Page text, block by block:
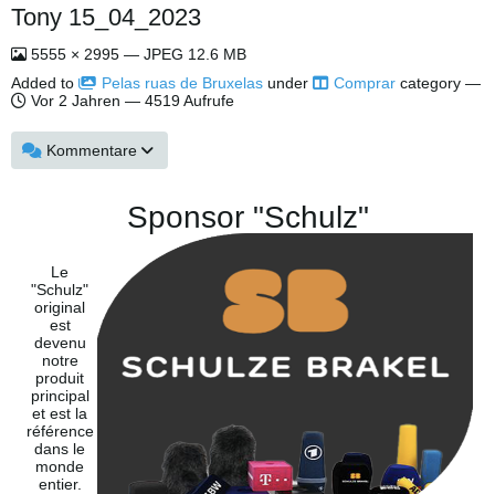
Tony 15_04_2023
5555 × 2995 — JPEG 12.6 MB
Added to
Pelas ruas de Bruxelas under Comprar category —
Vor 2 Jahren — 4519 Aufrufe
Kommentare
Sponsor "Schulz"
Le
"Schulz"
original
est
devenu
notre
produit
principal
et est la
référence
dans le
monde
entier.